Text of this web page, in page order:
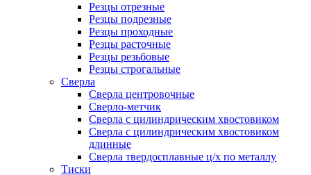
Резцы отрезные
Резцы подрезные
Резцы проходные
Резцы расточные
Резцы резьбовые
Резцы строгальные
Сверла
Сверла центровочные
Сверло-метчик
Сверла с цилиндрическим хвостовиком
Сверла с цилиндрическим хвостовиком
длинные
Сверла твердосплавные ц/х по металлу
Тиски